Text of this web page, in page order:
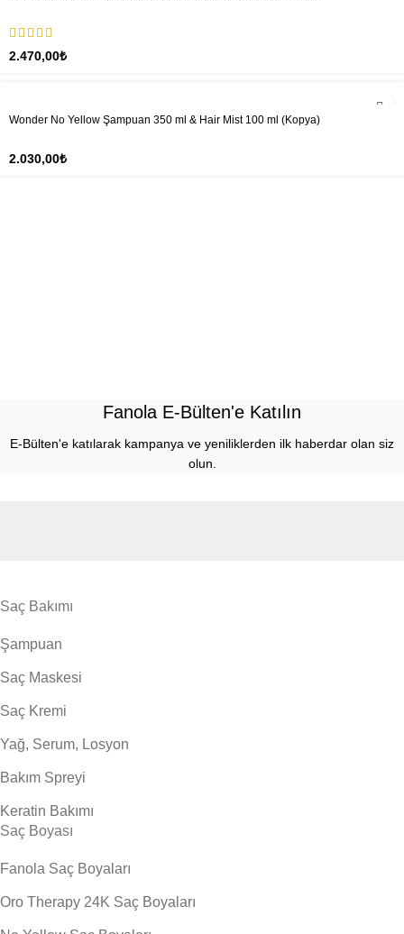
2.470,00₺
Wonder No Yellow Şampuan 350 ml & Hair Mist 100 ml (Kopya)
2.030,00₺
Fanola E-Bülten'e Katılın
E-Bülten'e katılarak kampanya ve yeniliklerden ilk haberdar olan siz
olun.
Saç Bakımı
Şampuan
Saç Maskesi
Saç Kremi
Yağ, Serum, Losyon
Bakım Spreyi
Keratin Bakımı
Saç Boyası
Fanola Saç Boyaları
Oro Therapy 24K Saç Boyaları